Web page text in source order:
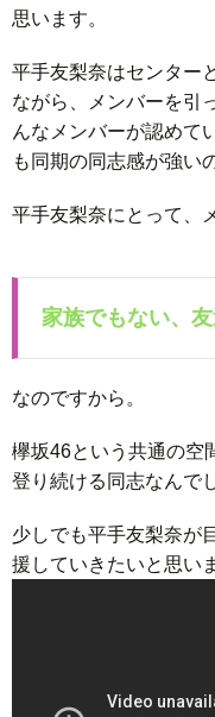
思います。
平手友梨奈はセンター
ながら、メンバーを引
んなメンバーが認めて
も同期の同志感が強い
平手友梨奈にとって、
家族でもない、
なのですから。
欅坂46という共通の空
登り続ける同志なんで
少しでも平手友梨奈が
援していきたいと思い